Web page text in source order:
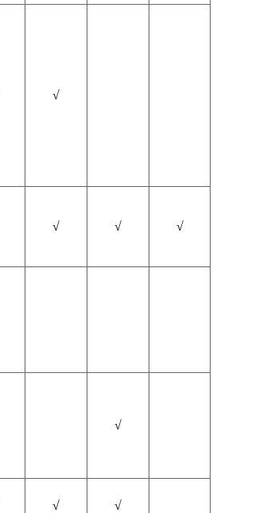
√
√ √ √
√
√ √